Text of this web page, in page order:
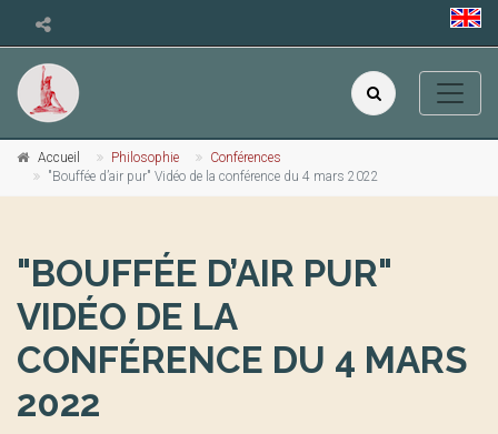
Accueil Philosophie
Conférences
"Bouffée d’air pur" Vidéo de la conférence du 4 mars 2022
"BOUFFÉE D’AIR PUR"
VIDÉO DE LA
CONFÉRENCE DU 4 MARS
2022